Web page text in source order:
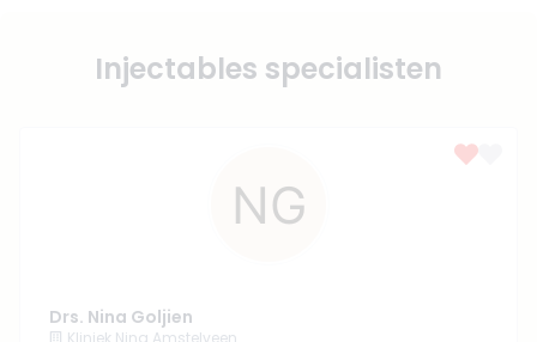
Injectables specialisten
Drs. Nina Goljien
Kliniek Nina Amstelveen